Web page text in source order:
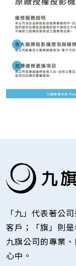
「九」代表著公
客戶；「旗」則
九旗公司的專業
心中。